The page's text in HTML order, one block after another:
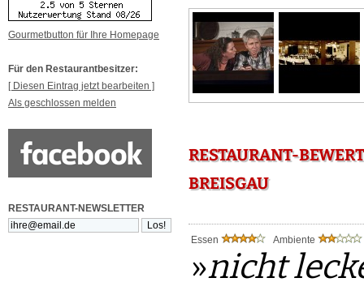
Gourmetbutton für Ihre Homepage
Für den Restaurantbesitzer:
[ Diesen Eintrag jetzt bearbeiten ]
Als geschlossen melden
RESTAURANT-NEWSLETTER
RESTAURANT-
REISGAU
Essen Ambiente
»nicht